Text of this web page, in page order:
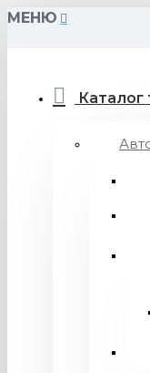
МЕНЮ
Каталог